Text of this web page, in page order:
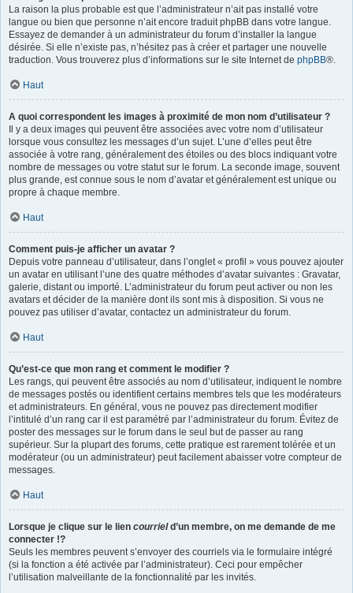
La raison la plus probable est que l’administrateur n’ait pas installé votre
langue ou bien que personne n’ait encore traduit phpBB dans votre langue.
Essayez de demander à un administrateur du forum d’installer la langue
désirée. Si elle n’existe pas, n’hésitez pas à créer et partager une nouvelle
traduction. Vous trouverez plus d’informations sur le site Internet de phpBB®.
Haut
A quoi correspondent les images à proximité de mon nom d’utilisateur ?
Il y a deux images qui peuvent être associées avec votre nom d’utilisateur
lorsque vous consultez les messages d’un sujet. L’une d’elles peut être
associée à votre rang, généralement des étoiles ou des blocs indiquant votre
nombre de messages ou votre statut sur le forum. La seconde image, souvent
plus grande, est connue sous le nom d’avatar et généralement est unique ou
propre à chaque membre.
Haut
Comment puis-je afficher un avatar ?
Depuis votre panneau d’utilisateur, dans l’onglet « profil » vous pouvez ajouter
un avatar en utilisant l’une des quatre méthodes d’avatar suivantes : Gravatar,
galerie, distant ou importé. L’administrateur du forum peut activer ou non les
avatars et décider de la manière dont ils sont mis à disposition. Si vous ne
pouvez pas utiliser d’avatar, contactez un administrateur du forum.
Haut
Qu’est-ce que mon rang et comment le modifier ?
Les rangs, qui peuvent être associés au nom d’utilisateur, indiquent le nombre
de messages postés ou identifient certains membres tels que les modérateurs
et administrateurs. En général, vous ne pouvez pas directement modifier
l’intitulé d’un rang car il est paramétré par l’administrateur du forum. Évitez de
poster des messages sur le forum dans le seul but de passer au rang
supérieur. Sur la plupart des forums, cette pratique est rarement tolérée et un
modérateur (ou un administrateur) peut facilement abaisser votre compteur de
messages.
Haut
Lorsque je clique sur le lien courrield’un membre, on me demande de me
connecter !?
Seuls les membres peuvent s’envoyer des courriels via le formulaire intégré
(si la fonction a été activée par l’administrateur). Ceci pour empêcher
l’utilisation malveillante de la fonctionnalité par les invités.